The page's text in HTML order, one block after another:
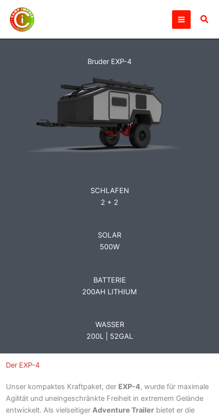
Inhalt
springen
Bruder EXP-4
SCHLAFEN
2 + 2
SOLAR
500W
BATTERIE
200AH LITHIUM
WASSER
200L | 52GAL
Der EXP-4
Unser kompaktes Kraftpaket, der EXP-4, wurde für maximale
Agilität und uneingeschränkte Freiheit in extremem Gelände
entwickelt. Als vielseitiger Adventure Trailer bietet er die